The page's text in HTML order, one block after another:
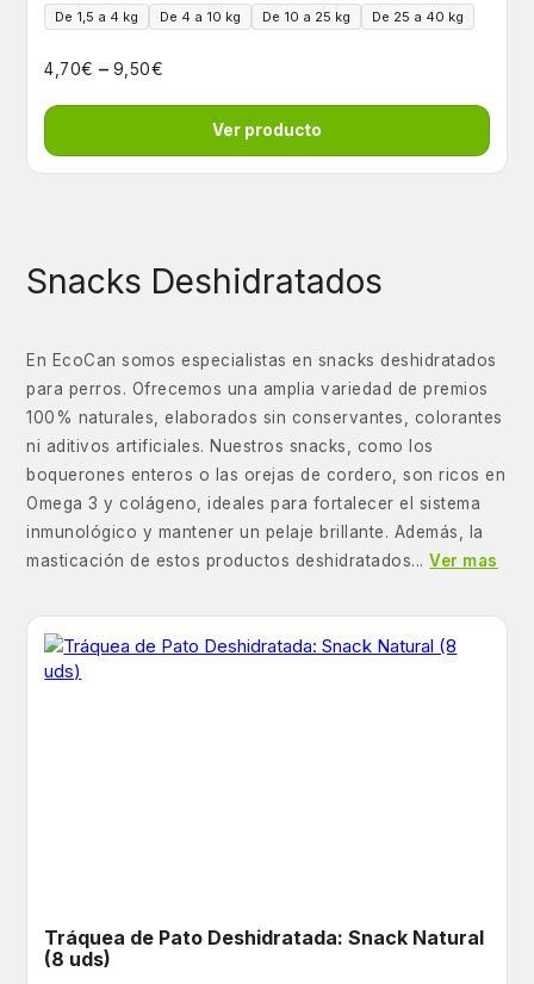
De 1,5 a 4 kg De 4 a 10 kg De 10 a 25 kg De 25 a 40 kg
4,70€ – 9,50€
Ver producto
Snacks Deshidratados
En EcoCan somos especialistas en snacks deshidratados
para perros. Ofrecemos una amplia variedad de premios
100% naturales, elaborados sin conservantes, colorantes
ni aditivos artificiales. Nuestros snacks, como los
boquerones enteros o las orejas de cordero, son ricos en
Omega 3 y colágeno, ideales para fortalecer el sistema
inmunológico y mantener un pelaje brillante. Además, la
masticación de estos productos deshidratados...Ver mas
Tráquea de Pato Deshidratada: Snack Natural
(8 uds)